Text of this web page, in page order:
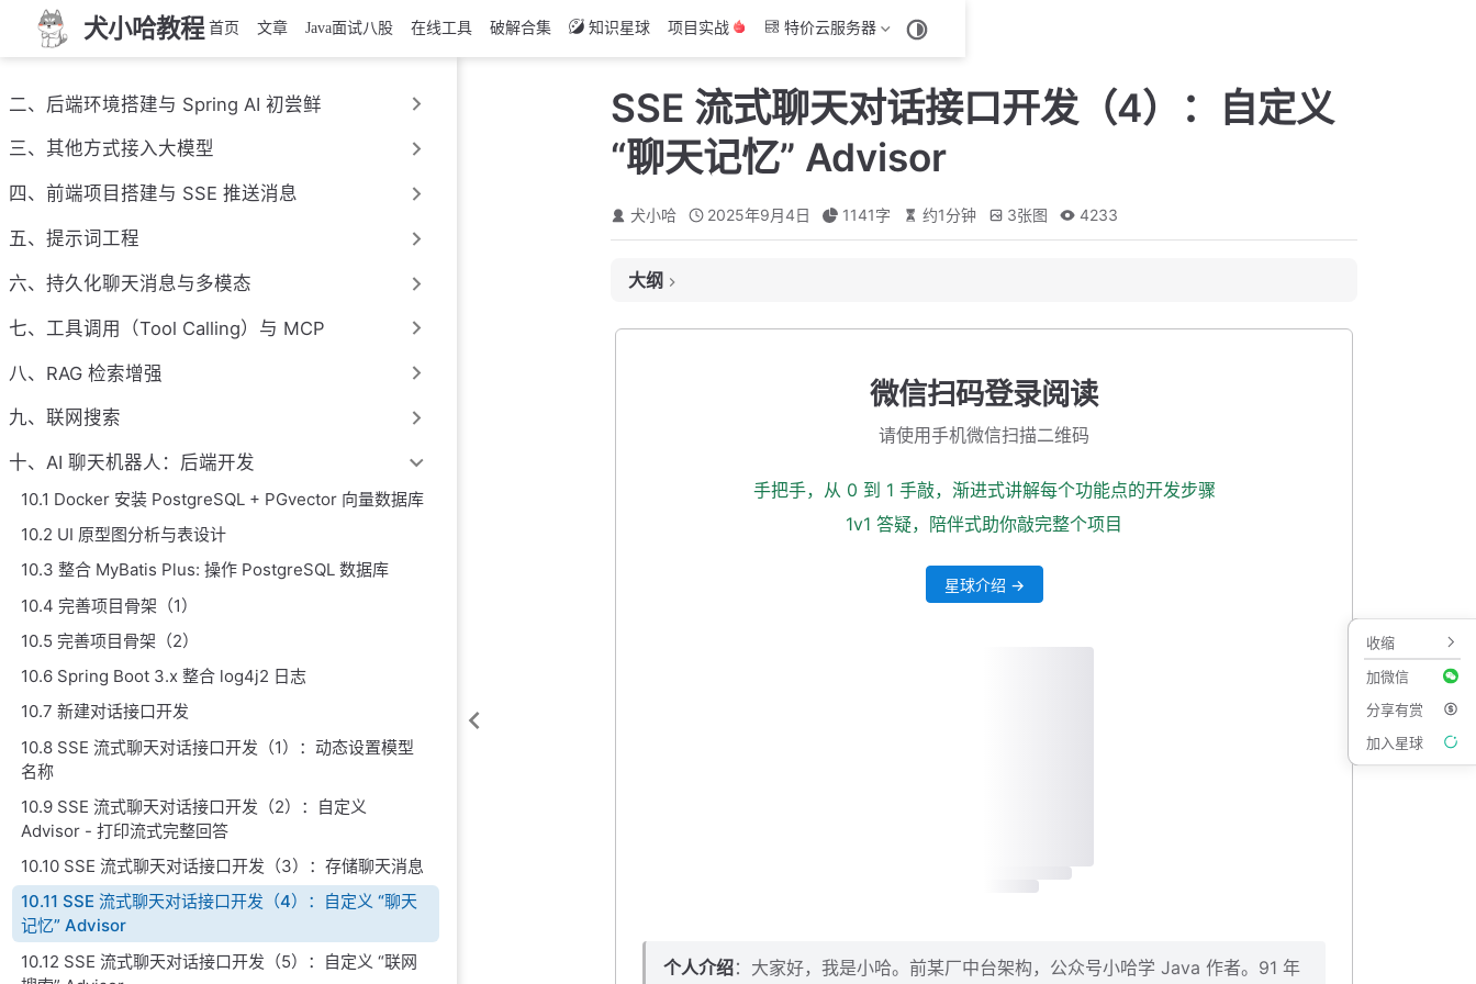
犬小哈教程 首页 文章 Java面试八股 在线工具 破解合集 知识星球 项目实战 特价云服务器
二、后端环境搭建与 Spring AI 初尝鲜
三、其他方式接入大模型
四、前端项目搭建与 SSE 推送消息
五、提示词工程
六、持久化聊天消息与多模态
七、工具调用（Tool Calling）与 MCP
八、RAG 检索增强
九、联网搜索
十、AI 聊天机器人：后端开发
10.1 Docker 安装 PostgreSQL + PGvector 向量数据库
10.2 UI 原型图分析与表设计
10.3 整合 MyBatis Plus: 操作 PostgreSQL 数据库
10.4 完善项目骨架（1）
10.5 完善项目骨架（2）
10.6 Spring Boot 3.x 整合 log4j2 日志
10.7 新建对话接口开发
10.8 SSE 流式聊天对话接口开发（1）：动态设置模型
名称
10.9 SSE 流式聊天对话接口开发（2）：自定义
Advisor - 打印流式完整回答
10.10 SSE 流式聊天对话接口开发（3）：存储聊天消息
10.11 SSE 流式聊天对话接口开发（4）：自定义 “聊天
记忆” Advisor
10.12 SSE 流式聊天对话接口开发（5）：自定义 “联网
SSE 流式聊天对话接口开发（4）：自定义
“聊天记忆” Advisor
犬小哈 2025年9月4日 1141字 约1分钟 3张图 4233
大纲
微信扫码登录阅读
请使用手机微信扫描二维码
手把手，从 0 到 1 手敲，渐进式讲解每个功能点的开发步骤
1v1 答疑，陪伴式助你敲完整个项目
星球介绍 →
个人介绍：大家好，我是小哈。前某厂中台架构，公众号小哈学 Java 作者。91 年
收缩
加微信
分享有赏
加入星球